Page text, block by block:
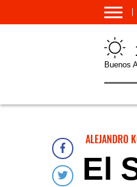
Buenos
ALEJANDRO
El